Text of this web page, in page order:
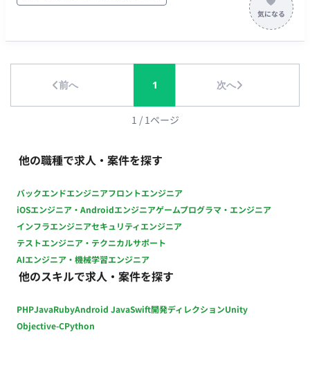
ンやバランス調整、マスターデータの作成を行っていただきま
リプトの作成を担当していただきます。 【進行管理および他セ
は、現在開発運営中の既存プロジェクトにて、1組織・1セクシ
ョン内でプランナーとして仕様書の作成や運営イベントの企
画、データ作成、キャラクターの設計などを担っていただきま
・上司や管理者にも意見を言いやすい環境 ・業務についてのコ
ミュニケーションが頻繁に行われる活気がある雰囲気 ■ 【働き
入必須） ・稼働量：週5日 ・稼働曜日：月〜金 ・稼働時間：
10:00～19:00（所定労働時間8H、休憩1H）※上長が認めた場
合、始業時間8:00～11:00の範囲で時差出勤可 ・働き方：常駐
（東京都渋谷区） ・交通費：支給 ・時給：2000円～2500円 ※
スキル・経験によって変動 月末締め、25日支払い ■ 【期待する
ミッション】 制作現場の中核メンバーとして、周囲のデザイナ
き出すテンポの良い爽快なバトル演出を形にしていただくこと
を期待しています。 ■ 【業務内容・担当工程】 【演出・カット
前へ 1 次へ
1 / 1ページ
他の職種で求人・案件を探す
バックエンドエンジニアフロントエンジニア
iOSエンジニア・Androidエンジニアゲームプログラマ・エンジニア
インフラエンジニアセキュリティエンジニア
テストエンジニア・テクニカルサポート
AIエンジニア・機械学習エンジニア
他のスキルで求人・案件を探す
PHPJavaRubyAndroid JavaSwift開発ディレクションUnity
Objective-CPython